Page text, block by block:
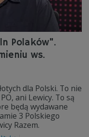
Polaków".
ws.
dla Polski. To nie
ani Lewicy. To są
będą wydawane
3 Polskiego
Razem.